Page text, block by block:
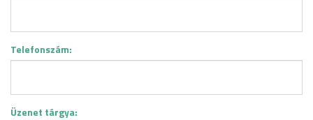
Telefonszám:
Üzenet tárgya: